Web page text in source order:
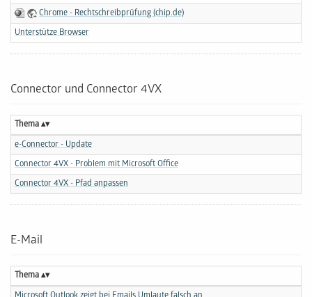
Chrome - Rechtschreibprüfung (chip.de)
Unterstütze Browser
Connector und Connector 4VX
Thema
e-Connector - Update
Connector 4VX - Problem mit Microsoft Office
Connector 4VX - Pfad anpassen
E-Mail
Thema